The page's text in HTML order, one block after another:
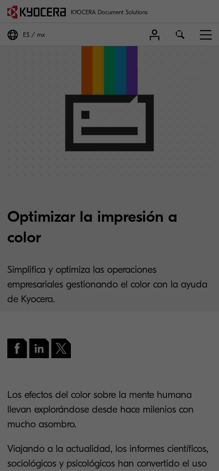
KYOCERA Document Solutions
ES mx
Optimizar la impresión a
color
Simplifica y optimiza las operaciones
empresariales gestionando el color con la ayuda
de Kyocera.
Los efectos del color sobre la mente humana
llevan explorándose desde hace milenios con
mucho asombro.
Viajando a la actualidad, los informes científicos,
sociológicos y psicológicos han convertido el uso